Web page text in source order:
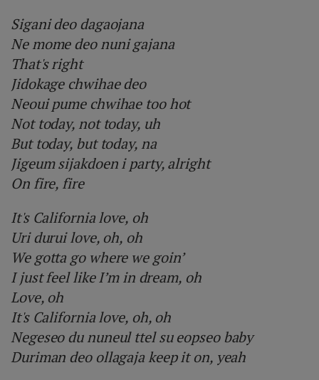
Sigani deo dagaojana
Ne mome deo nuni gajana
That's right
Jidokage chwihae deo
Neoui pume chwihae too hot
Not today, not today, uh
But today, but today, na
Jigeum sijakdoen i party, alright
On fire, fire
It's California love, oh
Uri durui love, oh, oh
We gotta go where we goin’
I just feel like I’m in dream, oh
Love, oh
It's California love, oh, oh
Negeseo du nuneul ttel su eopseo baby
Duriman deo ollagaja keep it on, yeah